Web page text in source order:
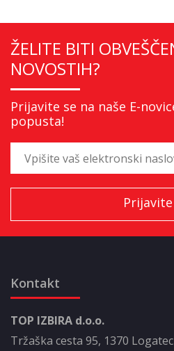
ŽELITE BITI
NOVOSTIH?
Prijavite se na naše E-
popusta!
Kontakt
TOP IZBIRA d.o.o.
Tržaška cesta 95, 1370 Logatec